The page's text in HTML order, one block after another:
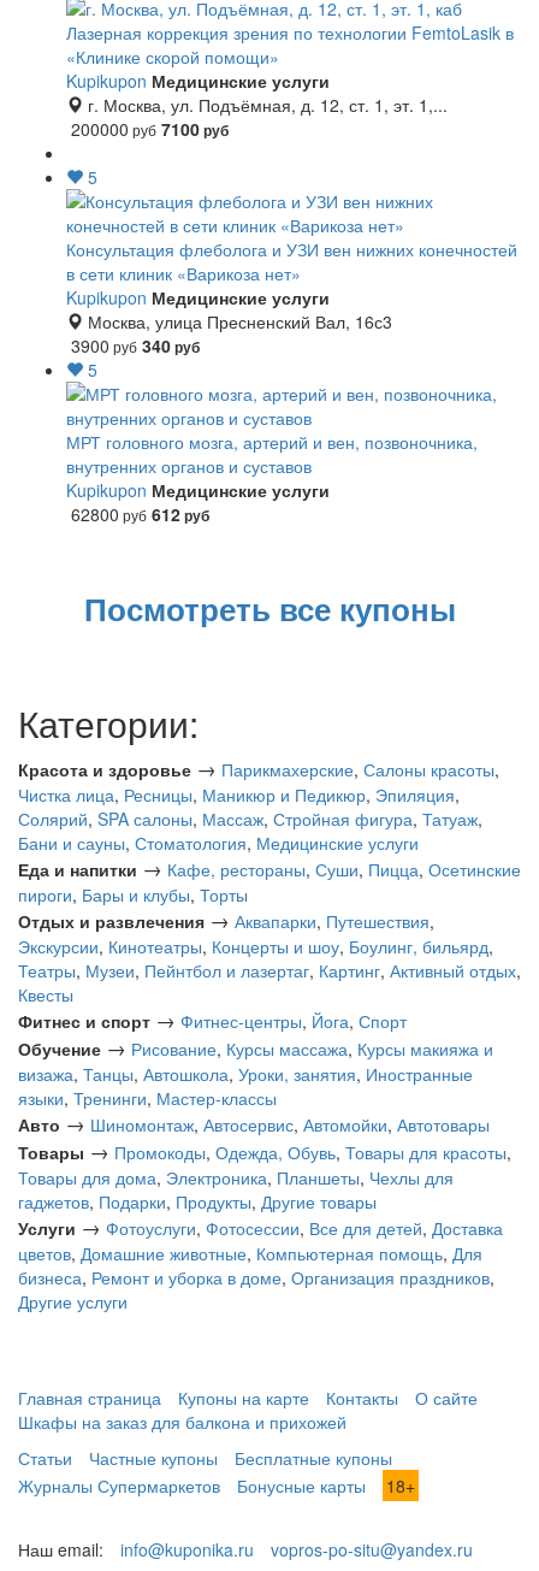
Лазерная коррекция зрения по технологии FemtoLasik в
«Клинике скорой помощи»
Kupikupon Медицинские услуги
г. Москва, ул. Подъёмная, д. 12, ст. 1, эт. 1,...
200000 руб 7100руб
5
Консультация флеболога и УЗИ вен нижних конечностей
в сети клиник «Варикоза нет»
Kupikupon Медицинские услуги
Москва, улица Пресненский Вал, 16с3
3900 руб 340руб
5
МРТ головного мозга, артерий и вен, позвоночника,
внутренних органов и суставов
Kupikupon Медицинские услуги
62800 руб 612руб
Посмотреть все купоны
Категории:
Красота и здоровье → Парикмахерские, Салоны красоты,
Чистка лица, Ресницы, Маникюр и Педикюр, Эпиляция,
Солярий, SPA салоны, Массаж, Стройная фигура, Татуаж,
Бани и сауны, Стоматология, Медицинские услуги
Еда и напитки → Кафе, рестораны, Суши, Пицца, Осетинские
пироги, Бары и клубы, Торты
Отдых и развлечения → Аквапарки, Путешествия,
Экскурсии, Кинотеатры, Концерты и шоу, Боулинг, бильярд,
Театры, Музеи, Пейнтбол и лазертаг, Картинг, Активный отдых,
Квесты
Фитнес и спорт → Фитнес-центры, Йога, Спорт
Обучение → Рисование, Курсы массажа, Курсы макияжа и
визажа, Танцы, Автошкола, Уроки, занятия, Иностранные
языки, Тренинги, Мастер-классы
Авто → Шиномонтаж, Автосервис, Автомойки, Автотовары
Товары → Промокоды, Одежда, Обувь, Товары для красоты,
Товары для дома, Электроника, Планшеты, Чехлы для
гаджетов, Подарки, Продукты, Другие товары
Услуги → Фотоуслуги, Фотосессии, Все для детей, Доставка
цветов, Домашние животные, Компьютерная помощь, Для
бизнеса, Ремонт и уборка в доме, Организация праздников,
Другие услуги
Главная страница Купоны на карте Контакты
О сайте
Шкафы на заказ для балкона и прихожей
Статьи
Частные купоны
Бесплатные купоны
Журналы Супермаркетов
Бонусные карты 18+
Наш email: info@kuponika.ru vopros-po-situ@yandex.ru